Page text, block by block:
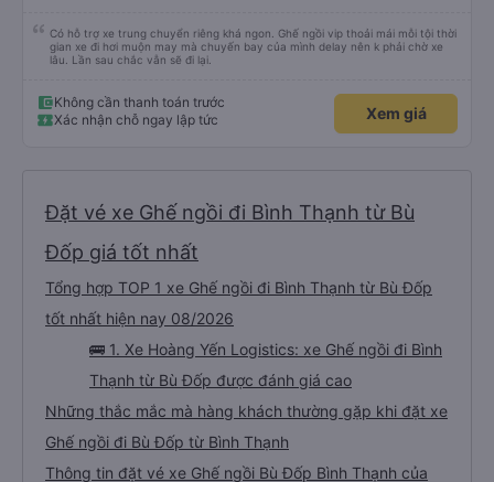
Có hỗ trợ xe trung chuyển riêng khá ngon. Ghế ngồi vip thoải mái mỗi tội thời
gian xe đi hơi muộn may mà chuyến bay của mình delay nên k phải chờ xe
lâu. Lần sau chắc vẫn sẽ đi lại.
Không cần thanh toán trước
Xác nhận chỗ ngay lập tức
Xem giá
Đặt vé xe Ghế ngồi đi Bình Thạnh từ Bù
Đốp giá tốt nhất
Tổng hợp TOP 1 xe Ghế ngồi đi Bình Thạnh từ Bù Đốp
tốt nhất hiện nay 08/2026
🚌 1. Xe Hoàng Yến Logistics: xe Ghế ngồi đi Bình
Thạnh từ Bù Đốp được đánh giá cao
Những thắc mắc mà hàng khách thường gặp khi đặt xe
Ghế ngồi đi Bù Đốp từ Bình Thạnh
Thông tin đặt vé xe Ghế ngồi Bù Đốp Bình Thạnh của